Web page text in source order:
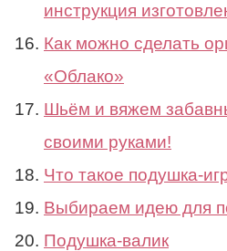
инструкция
Как можно сделать
«Облако»
Шьём и вяжем
своими руками!
Что такое подушка-
Выбираем идею для
Подушка-валик